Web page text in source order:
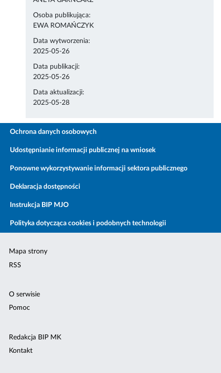
Osoba publikująca:
EWA ROMAŃCZYK
Data wytworzenia:
2025-05-26
Data publikacji:
2025-05-26
Data aktualizacji:
2025-05-28
Ochrona danych osobowych
Udostępnianie informacji publicznej na wniosek
Ponowne wykorzystywanie informacji sektora publicznego
Deklaracja dostępności
Instrukcja BIP MJO
Polityka dotycząca cookies i podobnych technologii
Mapa strony
RSS
O serwisie
Pomoc
Redakcja BIP MK
Kontakt